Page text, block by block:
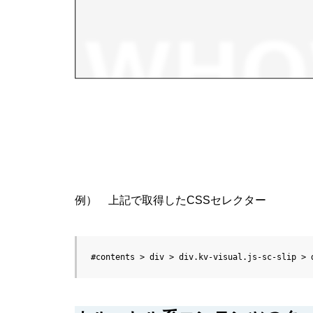
例） 上記で取得したCSSセレクター
#contents > div > div.kv-visual.js-sc-slip